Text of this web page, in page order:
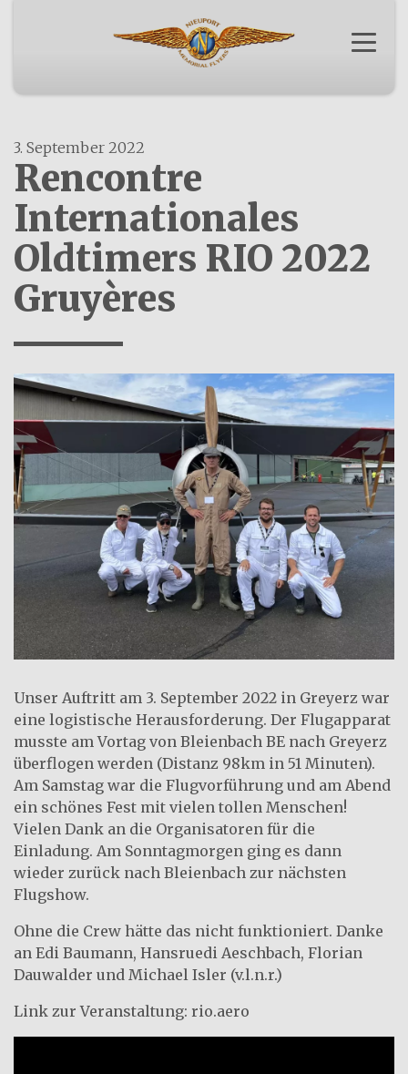
Menü
3. September 2022
Rencontre
Internationales
Oldtimers RIO 2022
Gruyères
Unser Auftritt am 3. September 2022 in Greyerz war
eine logistische Herausforderung. Der Flugapparat
musste am Vortag von Bleienbach BE nach Greyerz
überflogen werden (Distanz 98km in 51 Minuten).
Am Samstag war die Flugvorführung und am Abend
ein schönes Fest mit vielen tollen Menschen!
Vielen Dank an die Organisatoren für die
Einladung. Am Sonntagmorgen ging es dann
wieder zurück nach Bleienbach zur nächsten
Flugshow.
Ohne die Crew hätte das nicht funktioniert. Danke
an Edi Baumann, Hansruedi Aeschbach, Florian
Dauwalder und Michael Isler (v.l.n.r.)
Link zur Veranstaltung: rio.aero